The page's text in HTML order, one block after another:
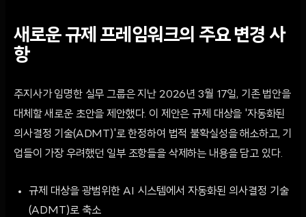
새로운 규제 프레임워크의 주요 변경 사
항
주지사가 임명한 실무 그룹은 지난 2026년 3월 17일, 기존 법안을
대체할 새로운 초안을 제안했다. 이 제안은 규제 대상을 '자동화된
의사결정 기술(ADMT)'로 한정하여 법적 불확실성을 해소하고, 기
업들이 가장 우려했던 일부 조항들을 삭제하는 내용을 담고 있다.
규제 대상을 광범위한 AI 시스템에서 자동화된 의사결정 기술
(ADMT)로 축소